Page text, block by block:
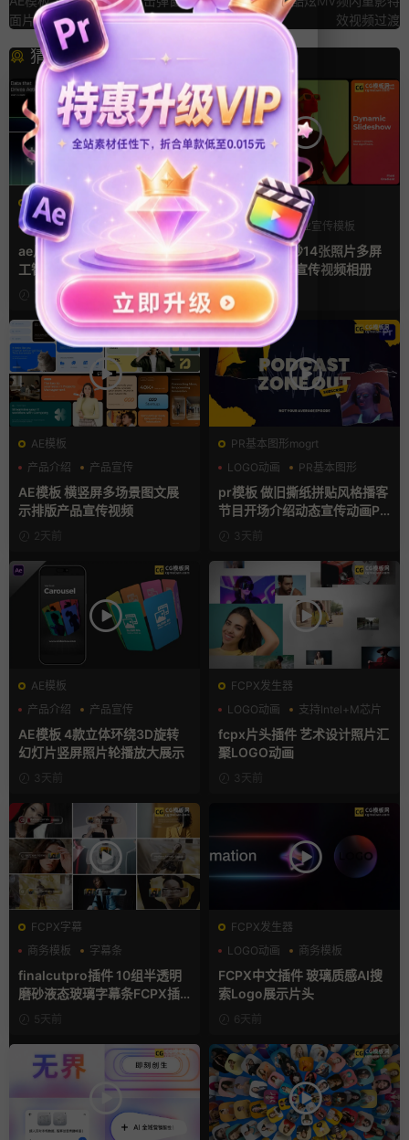
面片头
效视频过渡
猜你喜欢
AE模板
AI
产品介绍 产品宣传
ae片头模板 36秒科技感AI人
工智能SaaS产品图文数据展示
宣传视频AE模板
1天前
FCPX发生器
产品宣传
企业宣传模板
分屏模板
fcpx插件 34秒14张照片多屏
模特产品广告宣传视频相册
1天前
AE模板
产品介绍
产品宣传
产品展示
AE模板 横竖屏多场景图文展
示排版产品宣传视频
2天前
PR基本图形mogrt
LOGO动画
PR基本图形
复古风
pr模板 做旧撕纸拼贴风格播客
节目开场介绍动态宣传动画PR
模版3天前
AE模板
产品介绍
产品宣传
产品展示
AE模板 4款立体环绕3D旋转
幻灯片竖屏照片轮播放大展示
3天前
FCPX发生器
LOGO动画
支持Intel+M芯片
汇聚
fcpx片头插件 艺术设计照片汇
聚LOGO动画
3天前
FCPX字幕
商务模板
字幕条
finalcutpro插件 10组半透明
磨砂液态玻璃字幕条FCPX插
5天前
FCPX发生器
LOGO动画
商务模板
支持Intel+M芯片
FCPX中文插件 玻璃质感AI搜
索Logo展示片头
6天前